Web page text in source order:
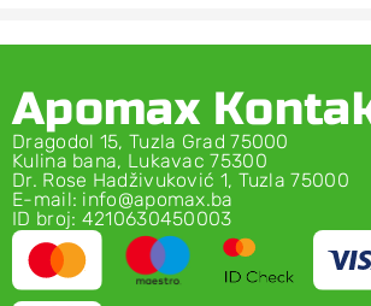
Apomax
Dragodol 15, Tuzla Grad 75000
Kulina bana, Lukavac 75300
Dr. Rose Hadživuković 1, Tuzla 75000
E-mail: info@apomax.ba
ID broj: 4210630450003